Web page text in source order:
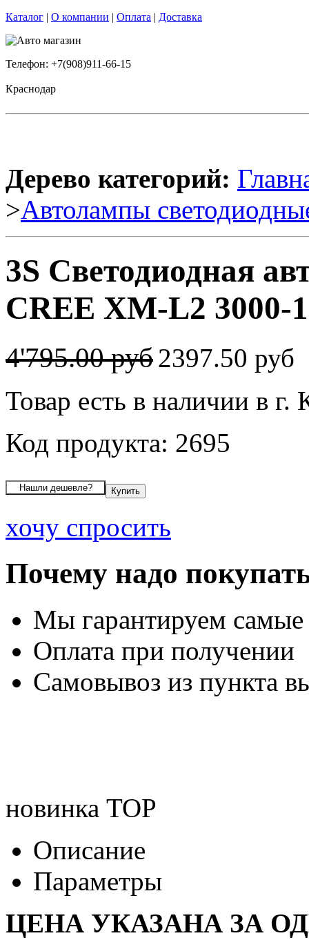
Каталог | О компании | Оплата | Доставка
Телефон: +7(908)911-66-15
Краснодар
Дерево категорий:
>Автолампы
3S Светодиодная
CREE XM-L2 3000-
4'795.00 руб2397.50 руб
Товар есть в наличии в г.
Код продукта: 2695
хочу спросить
Почему надо
Мы гарантируем
Оплата при получении
Самовывоз из пункта
новинка TOP
Описание
Параметры
ЦЕНА УКАЗАНА ЗА